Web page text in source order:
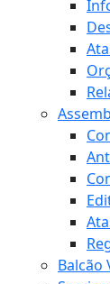
Balcão